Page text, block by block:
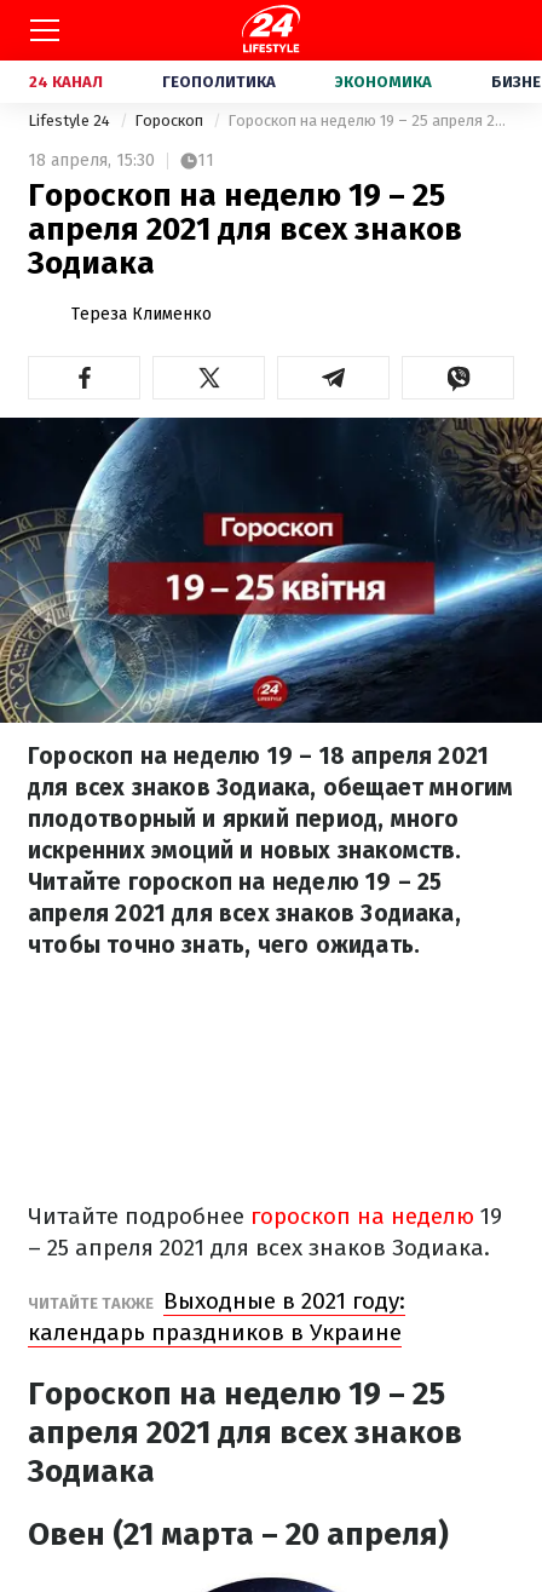
24 КАНАЛ ГЕОПОЛИТИКА ЭКОНОМИКА
Lifestyle 24 Гороскоп Гороскоп на неделю 19 – 25 апреля 2021 для всех знаков Зодиака
18 апреля, 15:30 11
Гороскоп на неделю 19 – 25
апреля 2021 для всех знаков
Зодиака
Тереза Клименко
Гороскоп на неделю 19 – 18 апреля 2021
для всех знаков Зодиака, обещает многим
плодотворный и яркий период, много
искренних эмоций и новых знакомств.
Читайте гороскоп на неделю 19 – 25
апреля 2021 для всех знаков Зодиака,
чтобы точно знать, чего ожидать.
Читайте подробнее гороскоп на неделю 19
– 25 апреля 2021 для всех знаков Зодиака.
ЧИТАЙТЕ ТАКЖЕ
Выходные в 2021 году:
календарь праздников в Украине
Гороскоп на неделю 19 – 25
апреля 2021 для всех знаков
Зодиака
Овен (21 марта – 20 апреля)